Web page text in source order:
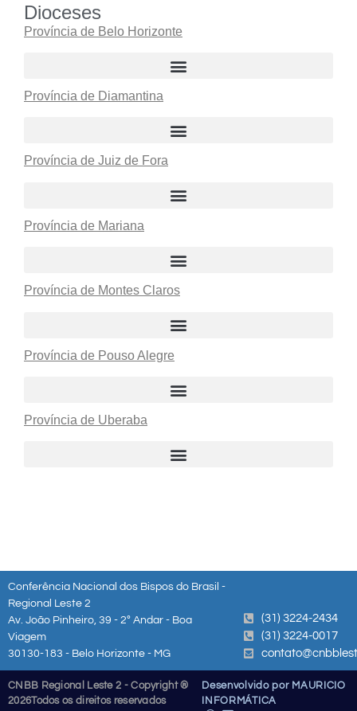
Dioceses
Província de Belo Horizonte
Província de Diamantina
Província de Juiz de Fora
Província de Mariana
Província de Montes Claros
Província de Pouso Alegre
Província de Uberaba
Conferência Nacional dos Bispos do Brasil -
Regional Leste 2
Av. João Pinheiro, 39 - 2º Andar - Boa
Viagem
30130-183 - Belo Horizonte - MG
(31) 3224-2434
(31) 3224-0017
CNBB Regional Leste 2 - Copyright ®
2026Todos os direitos reservados
Desenvolvido por MAURICIO
INFORMÁTICA